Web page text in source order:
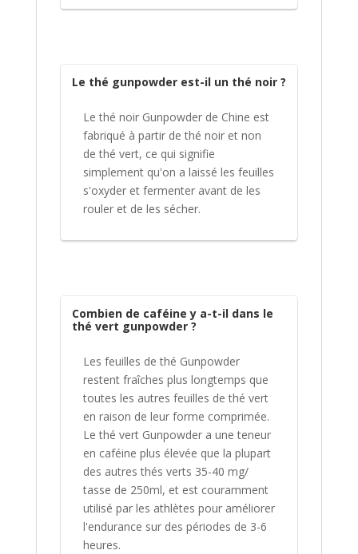
Le thé gunpowder est-il un thé noir ?
Le thé noir Gunpowder de Chine est
fabriqué à partir de thé noir et non
de thé vert, ce qui signifie
simplement qu'on a laissé les feuilles
s'oxyder et fermenter avant de les
rouler et de les sécher.
Combien de caféine y a-t-il dans le
thé vert gunpowder ?
Les feuilles de thé Gunpowder
restent fraîches plus longtemps que
toutes les autres feuilles de thé vert
en raison de leur forme comprimée.
Le thé vert Gunpowder a une teneur
en caféine plus élevée que la plupart
des autres thés verts 35-40 mg/
tasse de 250ml, et est couramment
utilisé par les athlètes pour améliorer
l'endurance sur des périodes de 3-6
heures.